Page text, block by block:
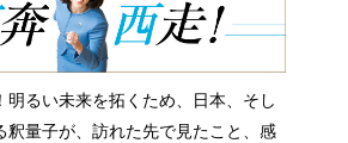
明るい未来を拓くため、日本、そし
釈量子が、訪れた先で見たこと、感